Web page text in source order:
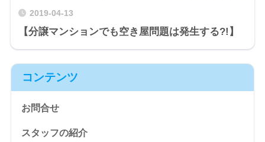
2019-04-13
【分譲マンションでも空き屋問題は発生する?!】
コンテンツ
お問合せ
スタッフの紹介